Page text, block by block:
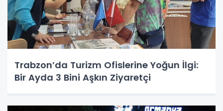
Trabzon’da Turizm Ofislerine Yoğun İlgi:
Bir Ayda 3 Bini Aşkın Ziyaretçi